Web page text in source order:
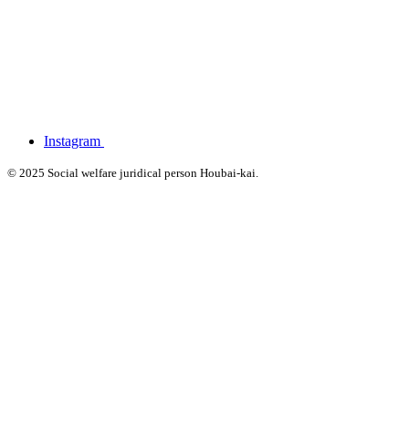
Instagram
© 2025 Social welfare juridical person Houbai-kai.